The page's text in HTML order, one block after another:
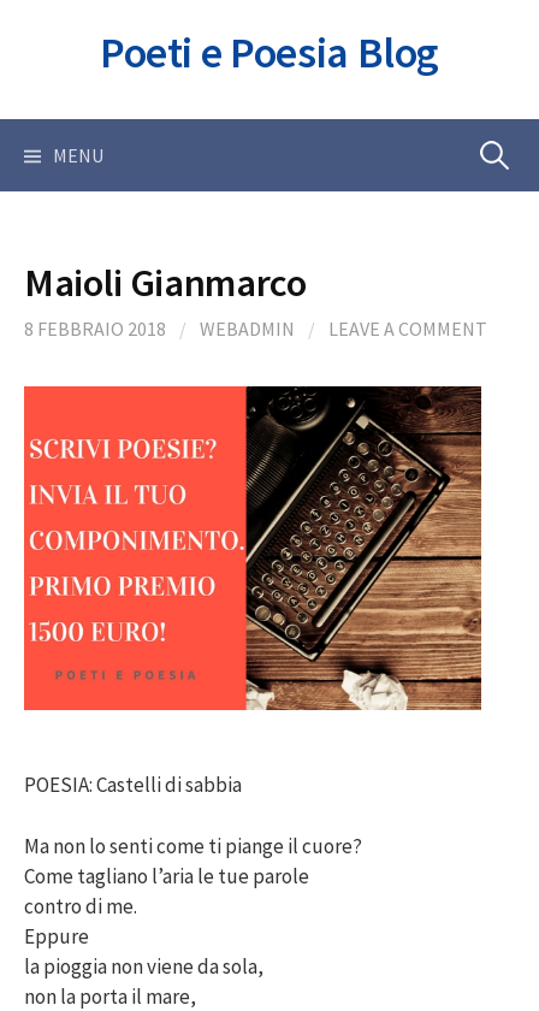
Poeti e Poesia Blog
MENU Ricerca
Maioli Gianmarco
8 FEBBRAIO 2018 / WEBADMIN / LEAVE A COMMENT
POESIA: Castelli di sabbia
Ma non lo senti come ti piange il cuore?
Come tagliano l’aria le tue parole
contro di me.
Eppure
la pioggia non viene da sola,
non la porta il mare,